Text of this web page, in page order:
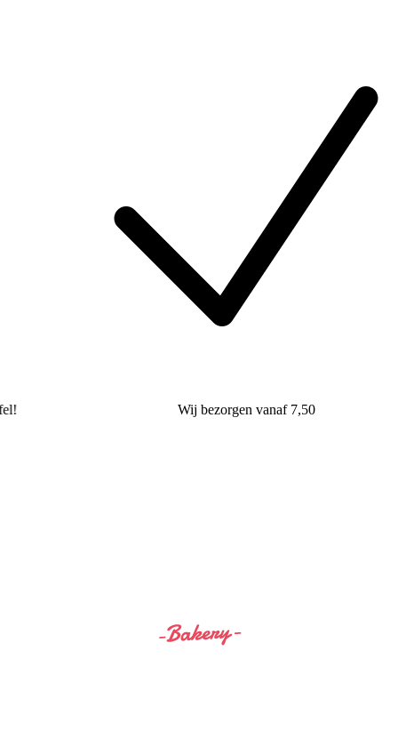
Wijbezorgenvanaf 7,50